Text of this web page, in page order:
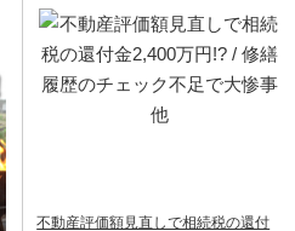
不動産評価額見直しで相続税の還付